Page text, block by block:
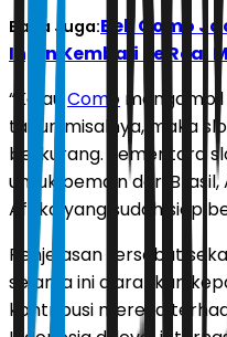
Baca Juga:Bek Como
Ingin Kembali ke Real
“Kalau Como mengambil
tahun misalnya, maka
berkurang. Sementara
untuk pemain dari
Afrika yang sudah siap
Penjelasan tersebut
selama ini diarahkan
kontribusi mereka